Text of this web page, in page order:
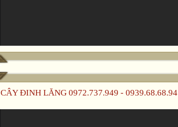
CÂY ĐINH LĂNG 0972.737.949 - 0939.68.68.94